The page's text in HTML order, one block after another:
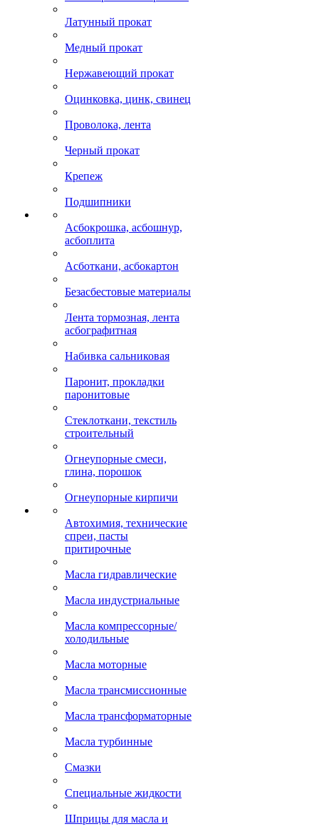
Латунный прокат
Медный прокат
Нержавеющий прокат
Оцинковка, цинк, свинец
Проволока, лента
Черный прокат
Крепеж
Подшипники
Асбокрошка, асбошнур,
асбоплита
Асботкани, асбокартон
Безасбестовые материалы
Лента тормозная, лента
асбографитная
Набивка сальниковая
Паронит, прокладки
паронитовые
Стеклоткани, текстиль
строительный
Огнеупорные смеси,
глина, порошок
Огнеупорные кирпичи
Автохимия, технические
спреи, пасты
притирочные
Масла гидравлические
Масла индустриальные
Масла компрессорные/
холодильные
Масла моторные
Масла трансмиссионные
Масла трансформаторные
Масла турбинные
Смазки
Специальные жидкости
Шприцы для масла и